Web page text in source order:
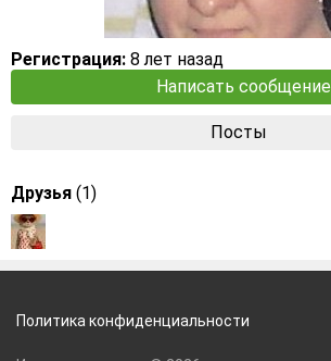
Регистрация: 8 лет назад
Написать сообщение
Посты
Друзья (1)
Политика конфиденциальности